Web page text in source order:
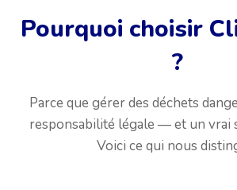
Pourquoi choisir
?
Parce que gérer des déchets
responsabilité légale — et un vrai
Voici ce qui nous